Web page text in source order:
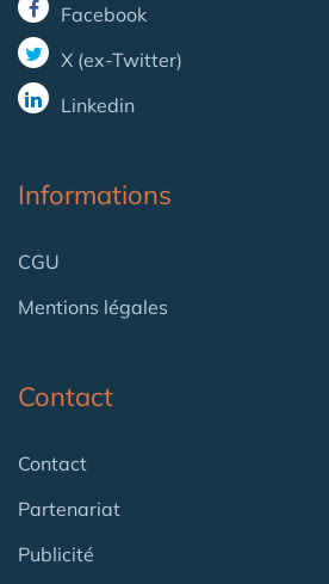
Facebook
X (ex-Twitter)
Linkedin
Informations
CGU
Mentions légales
Contact
Contact
Partenariat
Publicité